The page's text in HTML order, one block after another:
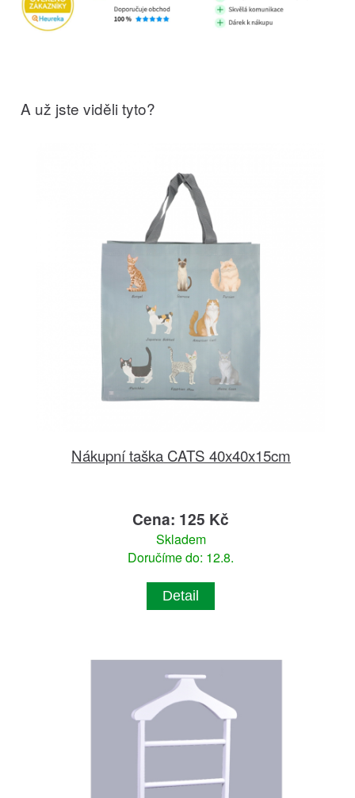
A už jste viděli tyto?
Nákupní taška CATS 40x40x15cm
Cena: 125 Kč
Skladem
Doručíme do: 12.8.
Detail